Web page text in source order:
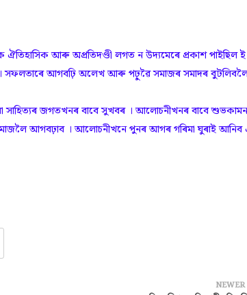
আৰু অপ্ৰতিদণ্ডী লগত ন উদ্যমেৰে প্ৰকাশ পাইছিল ই
সফলতাৰে আগবঢ়ি অলেখ আৰু পঢ়ুৱৈ সমাজৰ সমাদৰ
সাহিত্যৰ জগতখনৰ বাবে সুখবৰ । আলোচনীখনৰ বাবে
আগবঢ়াব । আলোচনীখনে পুনৰ আগৰ গৰিমা ঘুৰাই আনিব
NEWER